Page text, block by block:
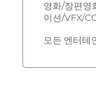
영화/장편영
이션/VFX/
모든 엔터테